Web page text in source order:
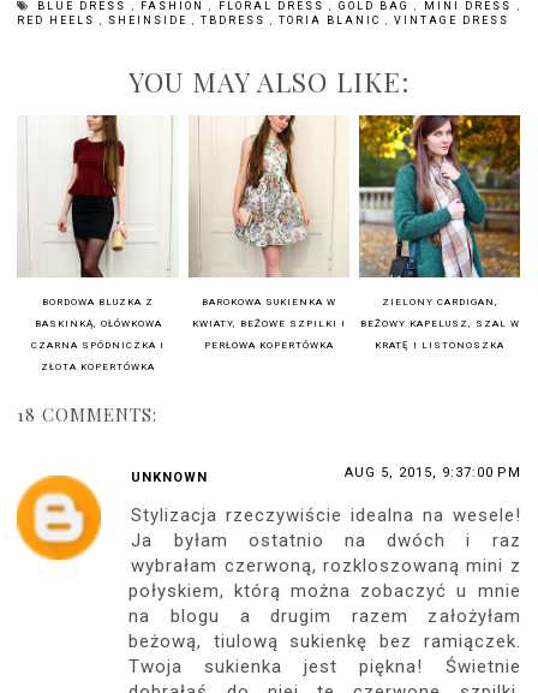
BLUE DRESS FASHION FLORAL DRESS GOLD BAG MINI DRESS
RED HEELS
SHEINSIDE ,TBDRESS ,TORIA BLANIC ,VINTAGE DRESS
YOU MAY ALSO LIKE:
BORDOWA BLUZKA Z
BASKINKĄ, OŁÓWKOWA
CZARNA SPÓDNICZKA I
ZŁOTA KOPERTÓWKA
BAROKOWA SUKIENKA W
KWIATY, BEŻOWE SZPILKI I
PERŁOWA KOPERTÓWKA
ZIELONY CARDIGAN,
BEŻOWY KAPELUSZ, SZAL W
KRATĘ I LISTONOSZKA
18 COMMENTS:
UNKNOWN AUG 5, 2015, 9:37:00 PM
Stylizacja rzeczywiście idealna na wesele!
Ja byłam ostatnio na dwóch i raz
wybrałam czerwoną, rozkloszowaną mini z
połyskiem, którą można zobaczyć u mnie
na blogu a drugim razem założyłam
beżową, tiulową sukienkę bez ramiączek.
Twoja sukienka jest piękna! Świetnie